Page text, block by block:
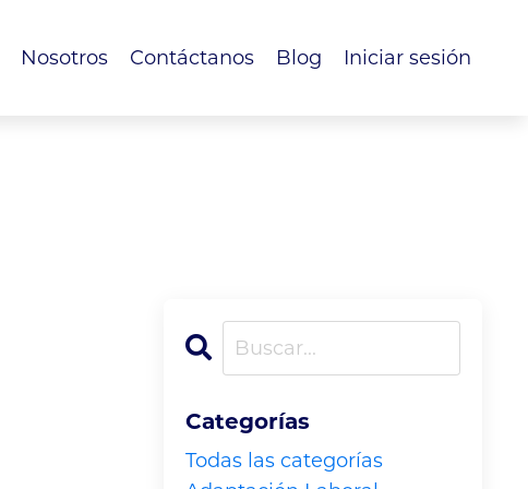
Nosotros Contáctanos Blog Iniciar sesión
Categorías
Todas las categorías